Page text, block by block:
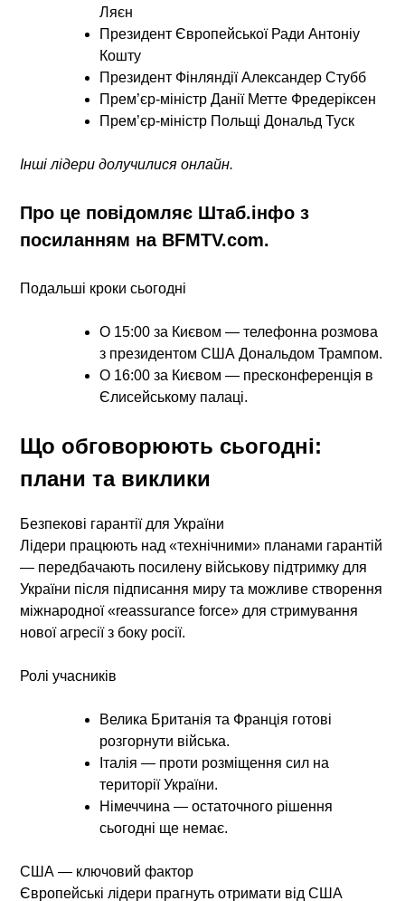
Ляєн
Президент Європейської РадиАнтоніу
Кошту
Президент ФінляндіїАлександер Стубб
Прем’єр-міністр Данії Метте Фредеріксен
Прем’єр-міністр ПольщіДональд Туск
Інші лідери долучилися онлайн.
Про це повідомляє Штаб.інфо з
посиланням на BFMTV.com.
Подальші кроки сьогодні
О 15:00 за Києвом — телефонна розмова
з президентом США Дональдом Трампом.
О 16:00 за Києвом — пресконференція в
Єлисейському палаці.
Що обговорюють сьогодні:
плани та виклики
Безпекові гарантії для України
Лідери працюють над «технічними» планами гарантій
— передбачають посилену військову підтримку для
України після підписання миру та можливе створення
міжнародної «reassurance force» для стримування
нової агресії з боку росії.
Ролі учасників
Велика Британія та Франція готові
розгорнути війська.
Італія — проти розміщення сил на
території України.
Німеччина — остаточного рішення
сьогодні ще немає.
США — ключовий фактор
Європейські лідери прагнуть отримати від США